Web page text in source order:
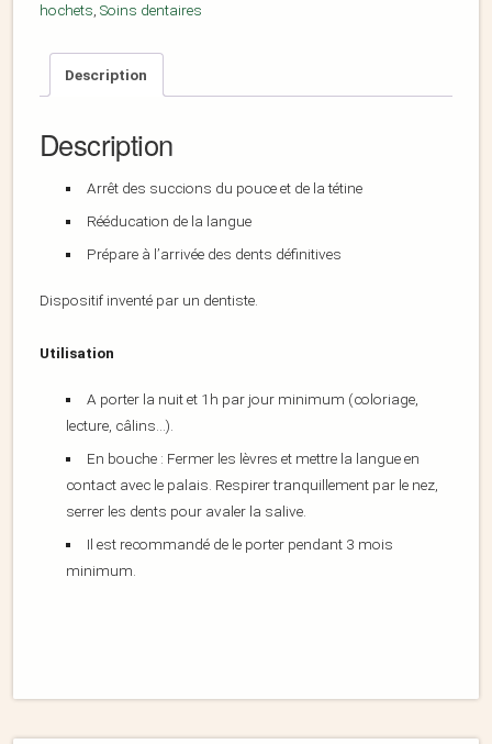
hochets, Soins dentaires
Description
Description
Arrêt des succions du pouce et de la tétine
Rééducation de la langue
Prépare à l’arrivée des dents définitives
Dispositif inventé par un dentiste.
Utilisation
A porter la nuit et 1h par jour minimum (coloriage,
lecture, câlins…).
En bouche : Fermer les lèvres et mettre la langue en
contact avec le palais. Respirer tranquillement par le nez,
serrer les dents pour avaler la salive.
Il est recommandé de le porter pendant 3 mois
minimum.